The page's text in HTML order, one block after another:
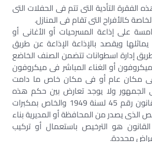
الفقرة التأدية التى تتم فى الحفلات التى
كالأفراح التى تقام فى المنازل.
على إذاعة المسرحيات أو الأغانى أو
ويقصد بالإذاعة الإذاعة عن طريق
إدارة اسطوانات تتضمن الصنف الخاضع
أو الغناء المباشر فى ميكروفون
مكان عام أو فى مكان خاص ما دامت
الجمهور ولا يوجد تعارض بين حكم هذه
الفقرة وأحكام القانون رقم 45 لسنة 1949 والخاص بمكبرات
الذى يصدر من المحافظة أو المديرية بناء
هو الترخيص باستعمال أو تركيب
محددة.